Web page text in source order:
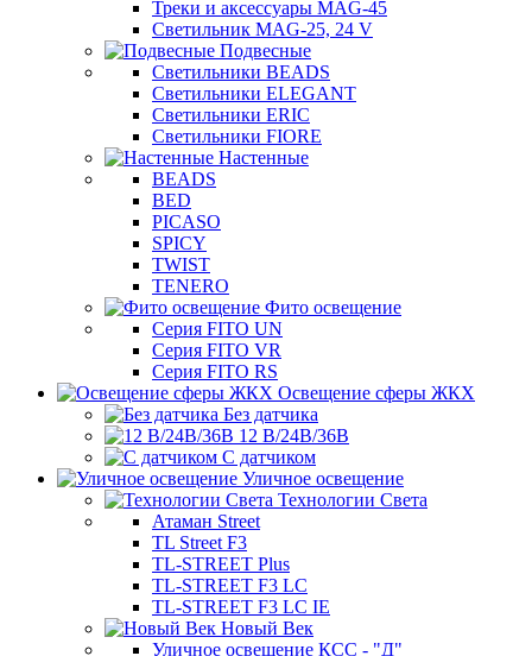
Треки и аксессуары MAG-45
Светильник MAG-25, 24 V
Подвесные
Светильники BEADS
Светильники ELEGANT
Светильники ERIC
Светильники FIORE
Настенные
BEADS
BED
PICASO
SPICY
TWIST
TENERO
Фито освещение
Серия FITO UN
Серия FITO VR
Серия FITO RS
Освещение сферы ЖКХ
Без датчика
12 В/24В/36В
С датчиком
Уличное освещение
Технологии Света
Атаман Street
TL Street F3
TL-STREET Plus
TL-STREET F3 LC
TL-STREET F3 LC IE
Новый Век
Уличное освещение КСС - "Д"